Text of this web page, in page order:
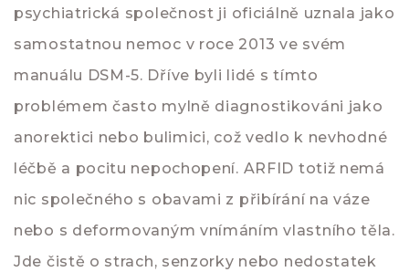
psychiatrická společnost ji oficiálně uznala jako
samostatnou nemoc v roce 2013 ve svém
manuálu DSM-5. Dříve byli lidé s tímto
problémem často mylně diagnostikováni jako
anorektici nebo bulimici, což vedlo k nevhodné
léčbě a pocitu nepochopení. ARFID totiž nemá
nic společného s obavami z přibírání na váze
nebo s deformovaným vnímáním vlastního těla.
Jde čistě o strach, senzorky nebo nedostatek